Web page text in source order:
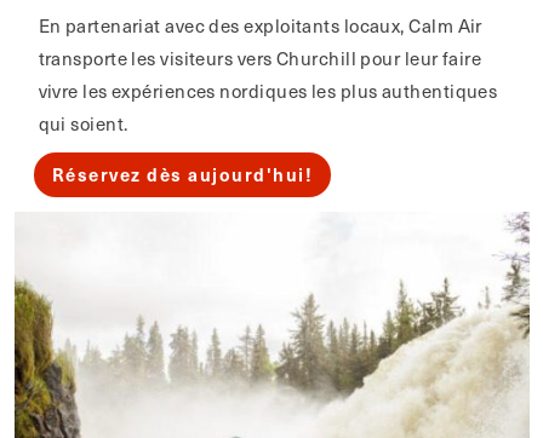
En partenariat avec des exploitants locaux, Calm Air
transporte les visiteurs vers Churchill pour leur faire
vivre les expériences nordiques les plus authentiques
qui soient.
Réservez dès aujourd'hui!